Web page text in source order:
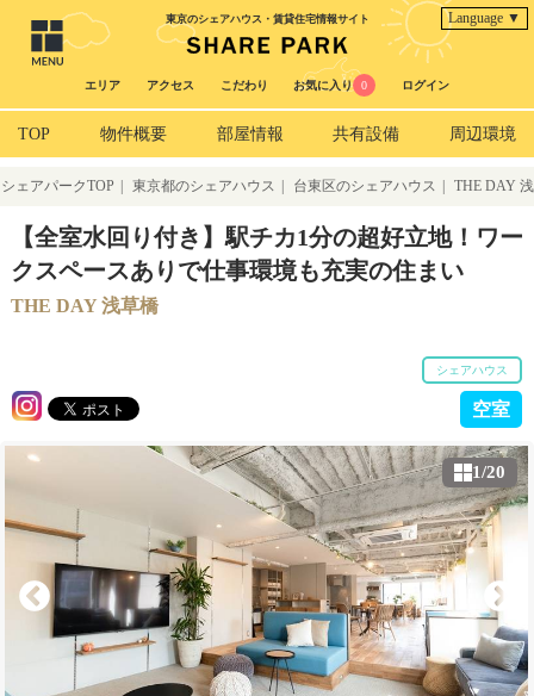
東京のシェアハウス・賃貸住宅情報サイト Language ▼
エリア アクセス こだわり お気に入り 0 ログイン
TOP 物件概要 部屋情報 共有設備 周辺環境
シェアパークTOP 東京都のシェアハウス 台東区のシェアハウス THE DAY 浅
【全室水回り付き】駅チカ1分の超好立地！ワー
クスペースありで仕事環境も充実の住まい
THE DAY 浅草橋
シェアハウス
空室
1/20